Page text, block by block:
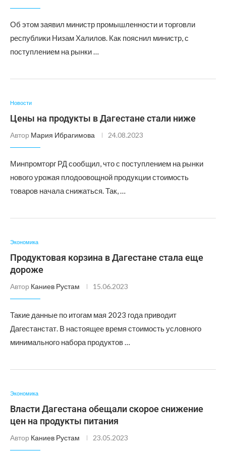
Об этом заявил министр промышленности и торговли
республики Низам Халилов. Как пояснил министр, с
поступлением на рынки …
Новости
Цены на продукты в Дагестане стали ниже
Автор Мария Ибрагимова 24.08.2023
Минпромторг РД сообщил, что с поступлением на рынки
нового урожая плодоовощной продукции стоимость
товаров начала снижаться. Так, …
Экономика
Продуктовая корзина в Дагестане стала еще
дороже
Автор Каниев Рустам 15.06.2023
Такие данные по итогам мая 2023 года приводит
Дагестанстат. В настоящее время стоимость условного
минимального набора продуктов …
Экономика
Власти Дагестана обещали скорое снижение
цен на продукты питания
Автор Каниев Рустам 23.05.2023